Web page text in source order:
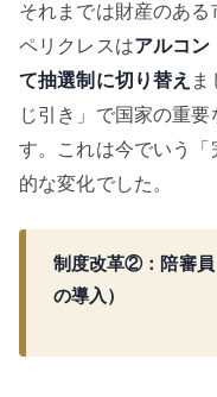
それまでは財産のある
ペリクレスはアルコン
て抽選制に切り替え ま
じ引き」で国家の重
す。これは今でいう
的な変化でした。
制度改革②：陪審員
の導入）